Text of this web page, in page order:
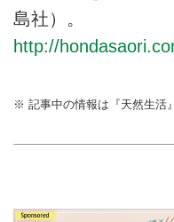
島社）。
http://
※ 記事中の情報は『天然生活